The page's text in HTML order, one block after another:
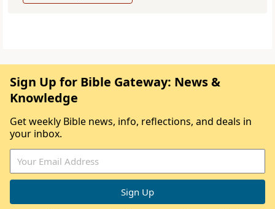
Sign Up for Bible Gateway: News &
Knowledge
Get weekly Bible news, info, reflections, and deals in
your inbox.